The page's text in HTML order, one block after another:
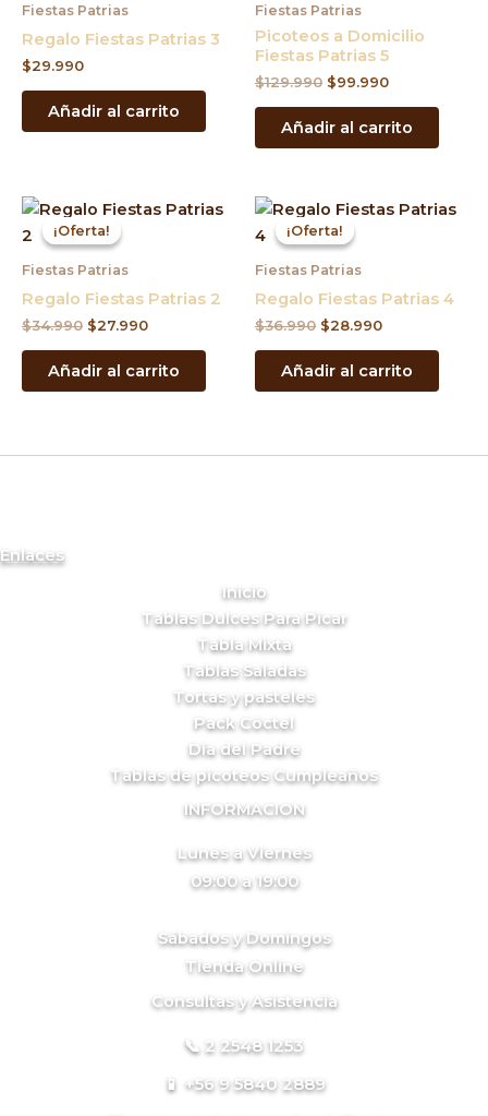
Fiestas Patrias
Regalo Fiestas Patrias 3
$29.990
Añadir al carrito
Fiestas Patrias
Picoteos a Domicilio
Fiestas Patrias 5
$129.990
$129.990.
$99.990
Añadir al carrito
¡Oferta!
¡Oferta!
Fiestas Patrias
Regalo Fiestas Patrias 2
$34.990
El
precio
original
$34.990.
$27.990
El
Añadir al carrito
¡Oferta!
¡Oferta!
Fiestas Patrias
Regalo Fiestas Patrias 4
$36.990
El
precio
original
$36.990.
$28.990
El
Añadir al carrito
Enlaces
Inicio
Tablas Dulces Para Picar
Tabla Mixta
Tablas Saladas
Tortas y pasteles
Pack Cóctel
Día del Padre
Tablas de picoteos Cumpleaños
INFORMACION
Lunes a Viernes
09:00 a 19:00
Sábados y Domingos
Tienda Online
Consultas y Asistencia
📞 2 2548 1253
📱 +56 9 5840 2889